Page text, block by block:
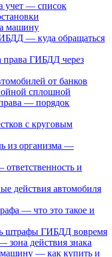
учет — список
машину
— куда обращаться
права ГИБДД через
от банков
сплошной
— порядок
с круговым
из организма —
и
действия автомобиля
— что это такое и
штрафы ГИБДД вовремя
зона действия знака
машину — как купить и